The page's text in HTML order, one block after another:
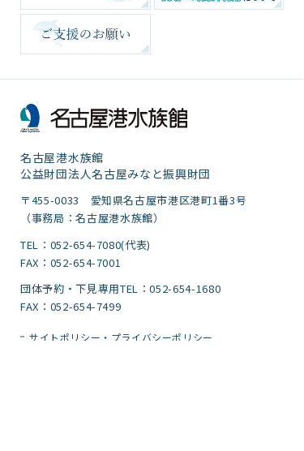
名古屋港水族館
公益財団法人名古屋みなと振興財団
〒455-0033 愛知県名古屋市港区港町1番3号
（事務局：名古屋港水族館）
TEL：052-654-7080(代表)
FAX：052-654-7001
団体予約・下見専用TEL：052-654-1680
FAX：052-654-7499
サイトポリシー・プライバシーポリシー